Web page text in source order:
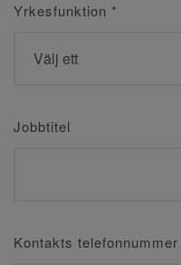
Yrkesfunktion *
Jobbtitel
Kontakts telefonnummer